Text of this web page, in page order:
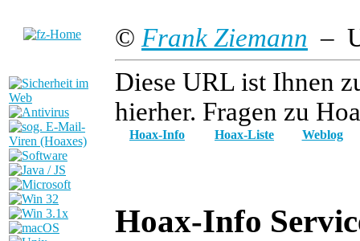
© Frank Ziemann –
Diese URL ist Ihnen
hierher. Fragen zu
Hoax-Info Hoax-Liste Weblog
Hoax-Info